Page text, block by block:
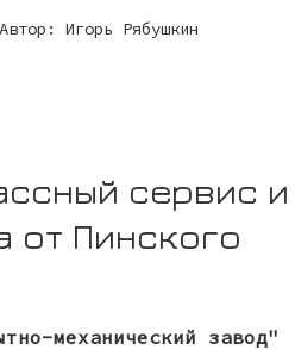
Автор: Игорь Рябушкин
сервис и
от Пинского
механический завод"